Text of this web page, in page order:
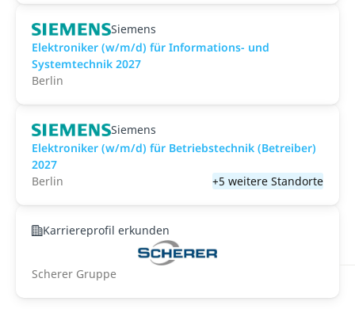
Siemens
Elektroniker (w/m/d) für Informations- und
Systemtechnik 2027
Berlin
Siemens
Elektroniker (w/m/d) für Betriebstechnik (Betreiber)
2027
Berlin
+5 weitere Standorte
Karriereprofil erkunden
Scherer Gruppe